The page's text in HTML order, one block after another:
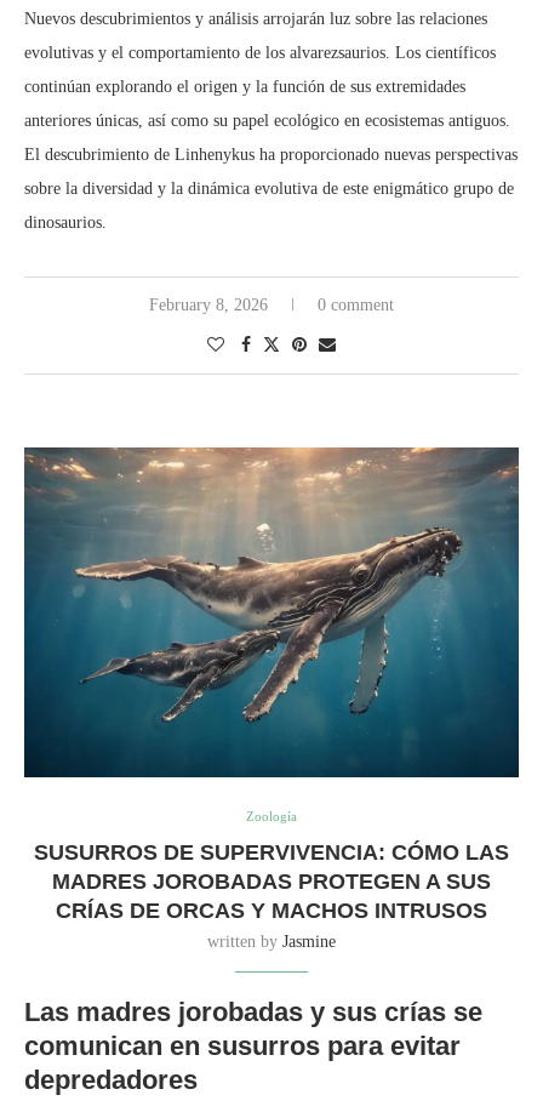
Nuevos descubrimientos y análisis arrojarán luz sobre las relaciones
evolutivas y el comportamiento de los alvarezsaurios. Los científicos
continúan explorando el origen y la función de sus extremidades
anteriores únicas, así como su papel ecológico en ecosistemas antiguos.
El descubrimiento de Linhenykus ha proporcionado nuevas perspectivas
sobre la diversidad y la dinámica evolutiva de este enigmático grupo de
dinosaurios.
February 8, 2026 0 comment
Zoología
SUSURROS DE SUPERVIVENCIA: CÓMO LAS
MADRES JOROBADAS PROTEGEN A SUS
CRÍAS DE ORCAS Y MACHOS INTRUSOS
written by Jasmine
Las madres jorobadas y sus crías se
comunican en susurros para evitar
depredadores